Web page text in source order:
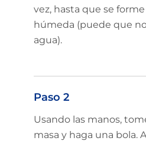
vez, hasta que se
húmeda (puede que
agua).
Paso 2
Usando las manos,
masa y haga una bola.